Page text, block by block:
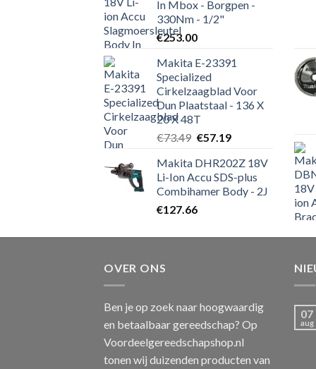
In Mbox - Borgpen -
330Nm - 1/2"
€253.00
Makita E-23391
Specialized
Cirkelzaagblad Voor
Dun Plaatstaal - 136 X
20 X 48T
€73.49 Oorspronkelijke
was:
€73.49.
€57.19Huidige
is:
€57.19.
Makita DHR202Z 18V
Li-Ion Accu SDS-plus
Combihamer Body - 2J
€127.66
OVER ONS
Ben je op zoek naar hoogwaardig
en betaalbaar gereedschap? Op
Voordeelgereedschapshop.nl
tonen wij duizenden producten van
07
aug